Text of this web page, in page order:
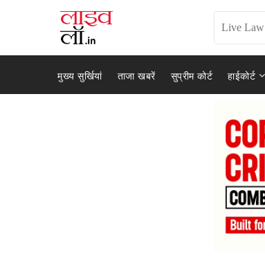
मुख्य सुर्खियां ताजा खबरें सुप्रीम कोर्ट हाईकोर्ट